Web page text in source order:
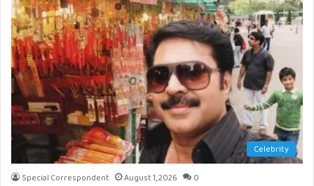
Celebrity
Special Correspondent August 1, 2026 0